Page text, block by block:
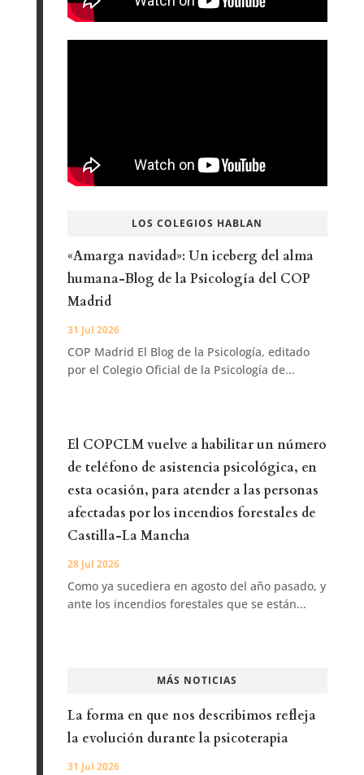
LOS COLEGIOS HABLAN
«Amarga navidad»: Un iceberg del alma
humana-Blog de la Psicología del COP
Madrid
31 Jul 2026
COP Madrid El Blog de la Psicología, editado
por el Colegio Oficial de la Psicología de...
El COPCLM vuelve a habilitar un número
de teléfono de asistencia psicológica, en
esta ocasión, para atender a las personas
afectadas por los incendios forestales de
Castilla-La Mancha
28 Jul 2026
Como ya sucediera en agosto del año pasado, y
ante los incendios forestales que se están...
MÁS NOTICIAS
La forma en que nos describimos refleja
la evolución durante la psicoterapia
31 Jul 2026